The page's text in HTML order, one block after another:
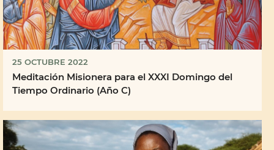
25 OCTUBRE 2022
Meditación Misionera para el XXXI Domingo del
Tiempo Ordinario (Año C)